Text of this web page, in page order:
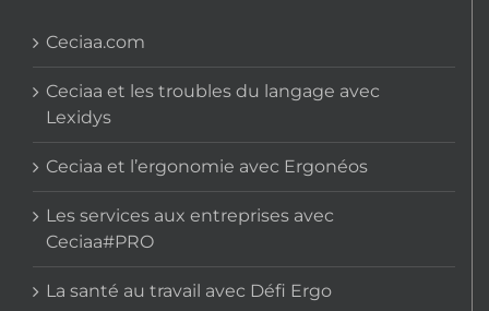
Ceciaa.com
Ceciaa et les troubles du langage avec
Lexidys
Ceciaa et l’ergonomie avec Ergonéos
Les services aux entreprises avec
Ceciaa#PRO
La santé au travail avec Défi Ergo